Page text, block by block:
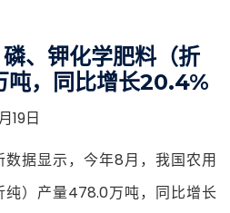
、钾化学肥料（折
，同比增长20.4%
19日
据显示，今年8月，我国农用
）产量478.0万吨，同比增长